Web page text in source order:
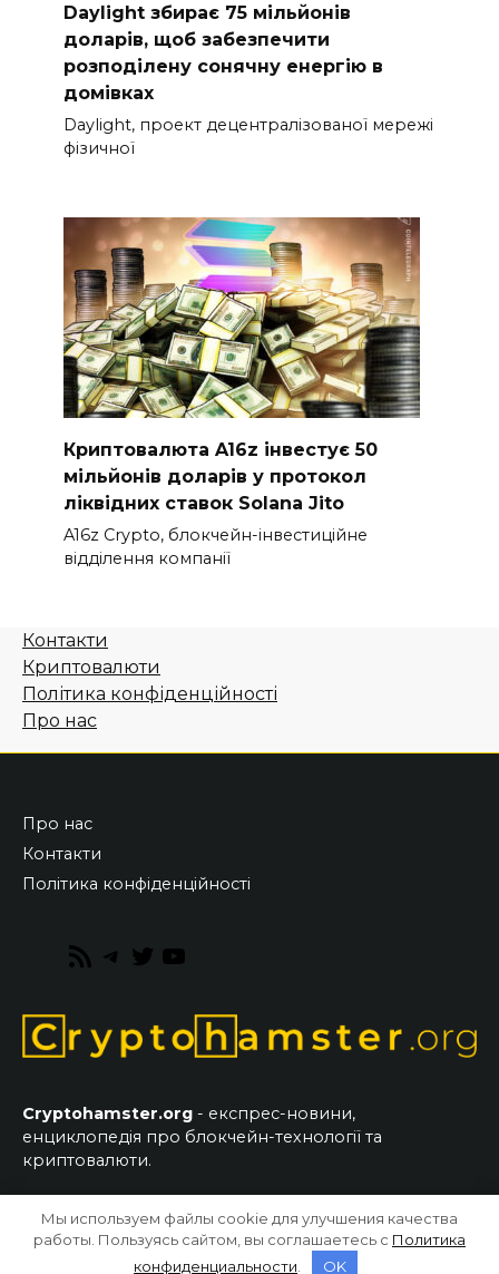
Daylight збирає 75 мільйонів
доларів, щоб забезпечити
розподілену сонячну енергію в
домівках
Daylight, проект децентралізованої мережі
фізичної
Криптовалюта A16z інвестує 50
мільйонів доларів у протокол
ліквідних ставок Solana Jito
A16z Crypto, блокчейн-інвестиційне
відділення компанії
Контакти
Криптовалюти
Політика конфіденційності
Про нас
Про нас
Контакти
Політика конфіденційності
RSS
Telegram
Twitter
Cryptohamster.org - експрес-новини,
енциклопедія про блокчейн-технології та
криптовалюти.
© 2026 CryptoHamster.org
Мы используем файлы cookie для улучшения качества
работы. Пользуясь сайтом, вы соглашаетесь с Политика
конфиденциальности
OK